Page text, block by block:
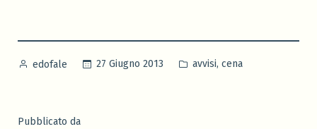
Pubblicato
edofale 27 Giugno 2013
Pubblicato
avvisi, cena
Pubblicato da